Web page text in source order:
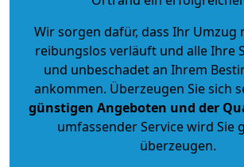
Wir sorgen dafür, dass Ihr Umzug
reibungslos verläuft und alle Ihre
und unbeschadet an Ihrem
ankommen. Überzeugen Sie sich
günstigen Angeboten und der
umfassender Service wird Sie
überzeugen.